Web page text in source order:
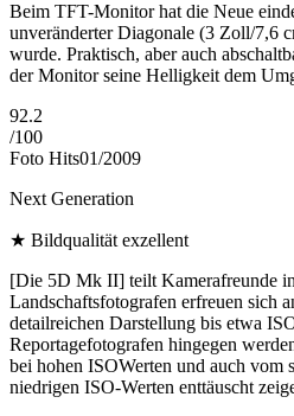
Beim TFT-Monitor hat die Neue
unveränderter Diagonale (3 Zoll/7,6
wurde. Praktisch, aber auch
der Monitor seine Helligkeit dem
92.2
/100
Foto Hits01/2009
Next Generation
★ Bildqualität exzellent
[Die 5D Mk II] teilt Kamerafreunde
Landschaftsfotografen erfreuen sich
detailreichen Darstellung bis etwa
Reportagefotografen hingegen
bei hohen ISOWerten und auch vom
niedrigen ISO-Werten enttäuscht